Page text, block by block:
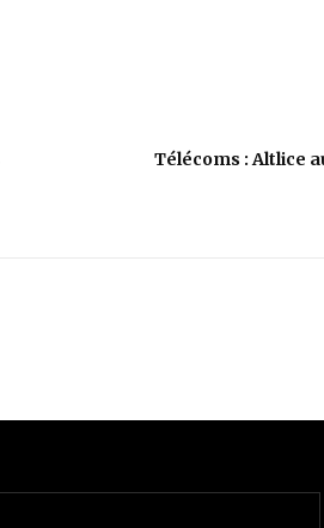
Télécoms : Altlice